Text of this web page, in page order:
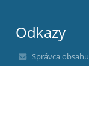
Odkazy
Správca obsahu